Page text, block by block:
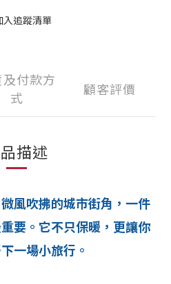
入追蹤清單
付款方
式
顧客評價
描述
風吹拂的城市街角，一件
要。它不只保暖，更讓你
一場小旅行。